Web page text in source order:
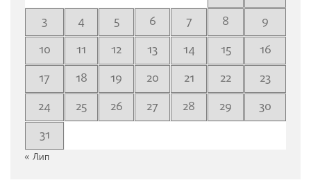
3
4 5 6 7 8
9
10
11 12 13 14 15
16
17
18 19 20 21 22
23
24
25 26 27 28 29
30
31
« Лип